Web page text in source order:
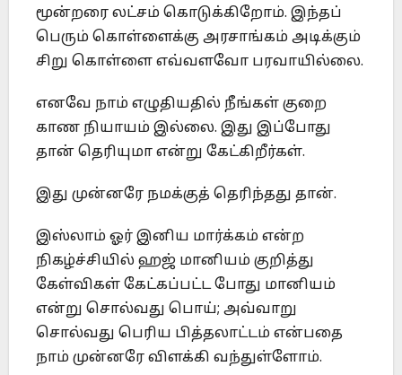
மூன்றரை லட்சம் கொடுக்கிறோம். இந்தப்
பெரும் கொள்ளைக்கு அரசாங்கம் அடிக்கும்
சிறு கொள்ளை எவ்வளவோ பரவாயில்லை.
எனவே நாம் எழுதியதில் நீங்கள் குறை
காண நியாயம் இல்லை. இது இப்போது
தான் தெரியுமா என்று கேட்கிறீர்கள்.
இது முன்னரே நமக்குத் தெரிந்தது தான்.
இஸ்லாம் ஓர் இனிய மார்க்கம் என்ற
நிகழ்ச்சியில் ஹஜ் மானியம் குறித்து
கேள்விகள் கேட்கப்பட்ட போது மானியம்
என்று சொல்வது பொய்; அவ்வாறு
சொல்வது பெரிய பித்தலாட்டம் என்பதை
நாம் முன்னரே விளக்கி வந்துள்ளோம்.